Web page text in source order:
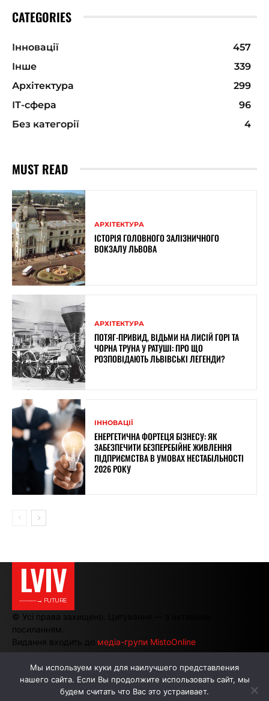
CATEGORIES
Інновації
457
Інше
339
Архітектура
299
ІТ-сфера
96
Без категорії
4
MUST READ
АРХІТЕКТУРА
ІСТОРІЯ ГОЛОВНОГО ЗАЛІЗНИЧНОГО
ВОКЗАЛУ ЛЬВОВА
АРХІТЕКТУРА
ПОТЯГ-ПРИВИД, ВІДЬМИ НА ЛИСІЙ ГОРІ ТА
ЧОРНА ТРУНА У РАТУШІ: ПРО ЩО
РОЗПОВІДАЮТЬ ЛЬВІВСЬКІ ЛЕГЕНДИ?
ІННОВАЦІЇ
ЕНЕРГЕТИЧНА ФОРТЕЦЯ БІЗНЕСУ: ЯК
ЗАБЕЗПЕЧИТИ БЕЗПЕРЕБІЙНЕ ЖИВЛЕННЯ
ПІДПРИЄМСТВА В УМОВАХ НЕСТАБІЛЬНОСТІ
2026 РОКУ
LVIV
———→ FUTURE
© Усі права захищено. Цитування — з активним
посиланням.
Видання входить до медіа-групи MistoOnline
АВТОРИ РЕКЛАМА НА САЙТІ
Мы используем куки для наилучшего представления
нашего сайта. Если Вы продолжите использовать сайт, мы
будем считать что Вас это устраивает.